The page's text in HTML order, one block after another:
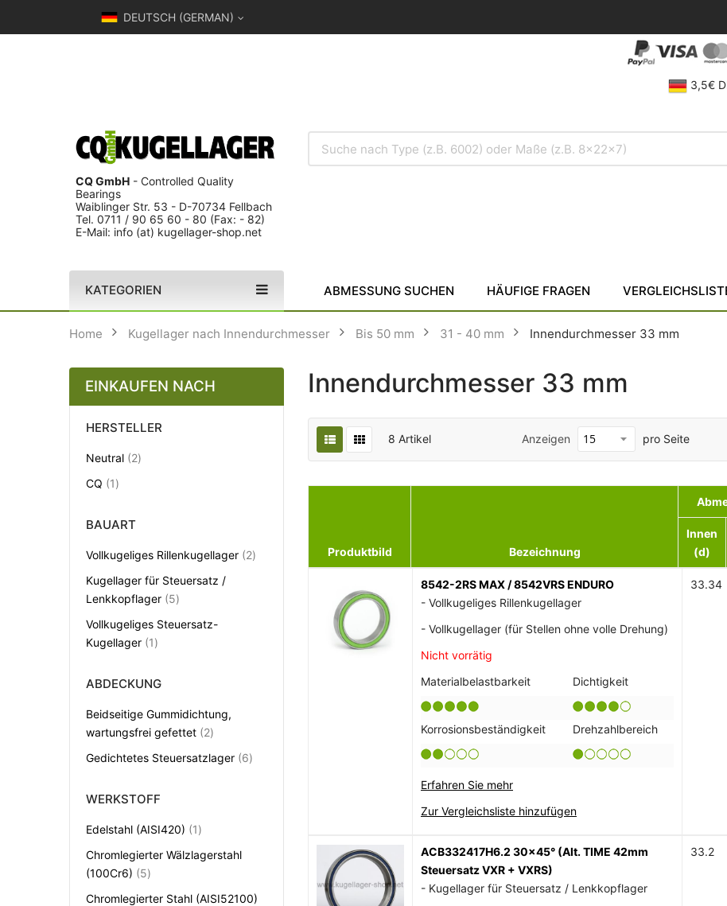
DEUTSCH (GERMAN)
3,5€
CQ GmbH - Controlled Quality
Bearings
Waiblinger Str. 53 - D-70734 Fellbach
Tel. 0711 / 90 65 60 - 80 (Fax: - 82)
E-Mail: info (at) kugellager-shop.net
KATEGORIEN ABMESSUNG SUCHEN HÄUFIGE FRAGEN
Home Kugellager nach Innendurchmesser Bis 50 mm 31 - 40 mm Innendurchmesser 33 mm
Innendurchmesser 33 mm
8 Artikel Anzeigen pro Seite
Produktbild Bezeichnung
Innen
(d)
8542-2RS MAX / 8542VRS ENDURO
- Vollkugeliges Rillenkugellager
- Vollkugellager (für Stellen ohne volle Drehung)
Nicht vorrätig
Materialbelastbarkeit
Dichtigkeit
Korrosionsbeständigkeit Drehzahlbereich
Erfahren Sie mehr
Zur Vergleichsliste hinzufügen
33.34
ACB332417H6.2 30x45° (Alt. TIME 42mm
Steuersatz VXR + VXRS)
- Kugellager für Steuersatz / Lenkkopflager
33.2
EINKAUFEN NACH
HERSTELLER
Neutral 2Artikel
CQ
1Artikel
BAUART
Vollkugeliges Rillenkugellager 2Artikel
Kugellager für Steuersatz /
Lenkkopflager 5Artikel
Vollkugeliges Steuersatz-
Kugellager 1Artikel
ABDECKUNG
Beidseitige Gummidichtung,
wartungsfrei gefettet 2Artikel
Gedichtetes Steuersatzlager 6Artikel
WERKSTOFF
Edelstahl (AISI420) 1Artikel
Chromlegierter Wälzlagerstahl
(100Cr6)
5Artikel
Chromlegierter Stahl (AISI52100)